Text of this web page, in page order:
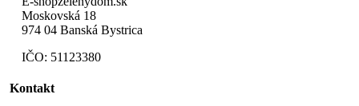
Moskovská 18
974 04 Banská Bystrica
IČO: 51123380
Kontakt